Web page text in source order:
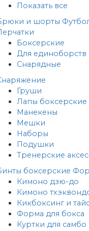
Показать все
и шорты
Боксерские
Для единоборств
Снарядные
Груши
Лапы боксерские
Манекены
Мешки
Наборы
Подушки
Тренерские
боксерские
Кимоно дзю-до
Кимоно
Кикбоксинг и
Форма для бокса
Куртки для самбо